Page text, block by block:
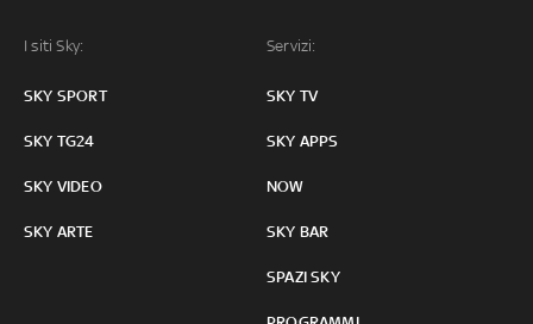
I siti Sky:
SKY SPORT
SKY TG24
SKY VIDEO
SKY ARTE
Servizi:
SKY TV
SKY APPS
NOW
SKY BAR
SPAZI SKY